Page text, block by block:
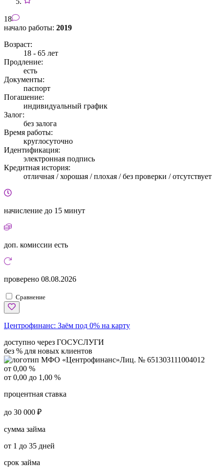
18
начало работы: 2019
Возраст:
18 - 65 лет
Продление:
есть
Документы:
паспорт
Погашение:
индивидуальный график
Залог:
без залога
Время работы:
круглосуточно
Идентификация:
электронная подпись
Кредитная история:
отличная / хорошая / плохая / без проверки / отсутствует
начисление до 15 минут
доп. комиссии есть
проверено 08.08.2026
Сравнение
Центрофинанс: Заём под 0% на карту
доступно через ГОСУСЛУГИ
без % для новых клиентов
Лиц. № 651303111004012
от 0,00 %
от 0,00 до 1,00 %
процентная ставка
до 30 000 ₽
сумма займа
от 1 до 35 дней
срок займа